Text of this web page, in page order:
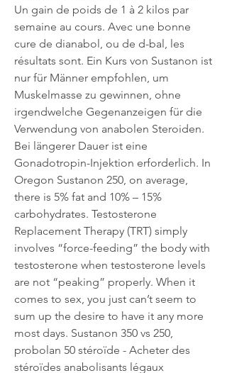
Un gain de poids de 1 à 2 kilos par
semaine au cours. Avec une bonne
cure de dianabol, ou de d-bal, les
résultats sont. Ein Kurs von Sustanon ist
nur für Männer empfohlen, um
Muskelmasse zu gewinnen, ohne
irgendwelche Gegenanzeigen für die
Verwendung von anabolen Steroiden.
Bei längerer Dauer ist eine
Gonadotropin-Injektion erforderlich. In
Oregon Sustanon 250, on average,
there is 5% fat and 10% – 15%
carbohydrates. Testosterone
Replacement Therapy (TRT) simply
involves “force-feeding” the body with
testosterone when testosterone levels
are not “peaking” properly. When it
comes to sex, you just can’t seem to
sum up the desire to have it any more
most days. Sustanon 350 vs 250,
probolan 50 stéroïde - Acheter des
stéroïdes anabolisants légaux